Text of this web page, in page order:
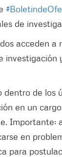
de
acceden a
investigación
dentro de los
en un
Importante:
en
para